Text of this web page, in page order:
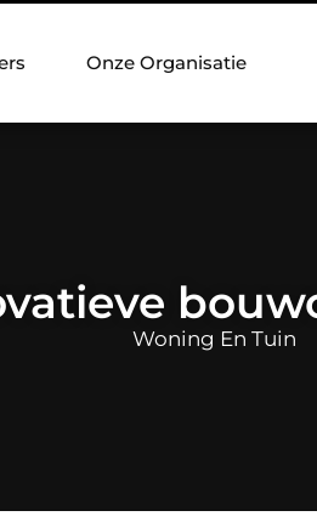
Onze Organisatie
Woning En Tuin